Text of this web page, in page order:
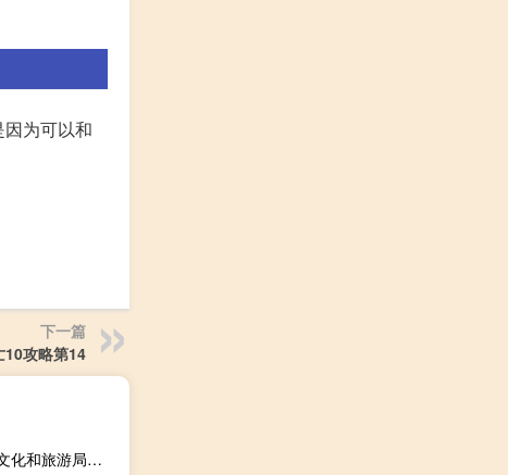
为可以和
下一篇
10攻略第14
北京市延庆区文化和旅游局官网（胡一鸣-北京市延庆区文化和旅游局党组成员、文化市场综合执法大队大队长简介）